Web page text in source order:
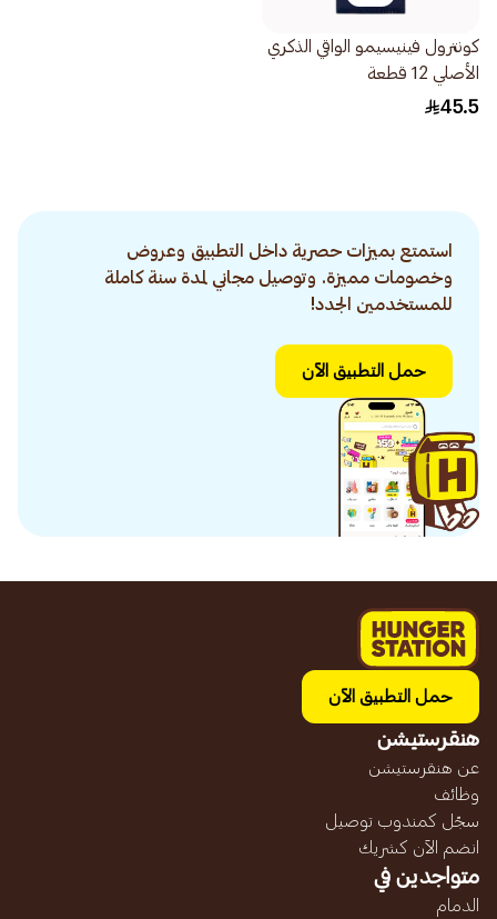
كونترول فينيسيمو الواقي الذكري
الأصلي 12 قطعة
45.5
استمتع بميزات حصرية داخل التطبيق وعروض
وخصومات مميزة. وتوصيل مجاني لمدة سنة كاملة
للمستخدمين الجدد!
حمل التطبيق الآن
حمل التطبيق الآن
هنقرستيشن
عن هنقرستيشن
وظائف
سجّل كمندوب توصيل
انضم الآن كشريك
متواجدين في
الدمام